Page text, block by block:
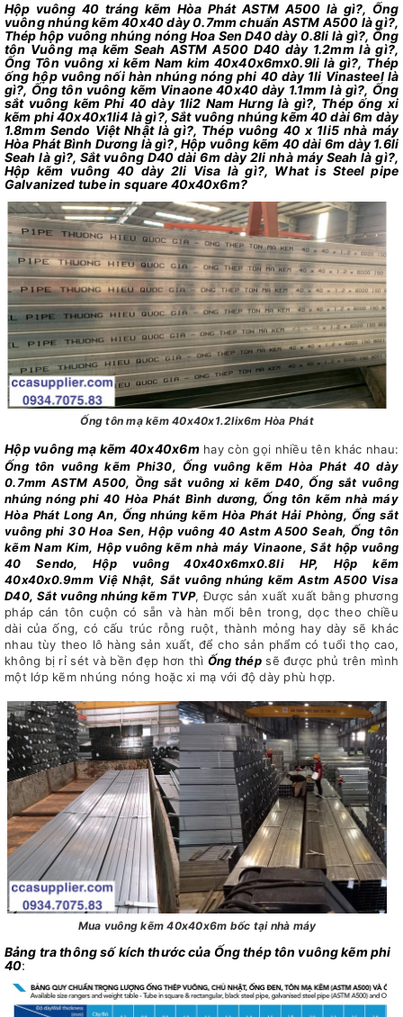
Hộp vuông 40 tráng kẽm Hòa Phát ASTM A500 là gì?, Ống
vuông nhúng kẽm 40x40 dày 0.7mm chuẩn ASTM A500 là gì?,
Thép hộp vuông nhúng nóng Hoa Sen D40 dày 0.8li là gì?, Ống
tôn Vuông mạ kẽm Seah ASTM A500 D40 dày 1.2mm là gì?,
Ống Tôn vuông xi kẽm Nam kim 40x40x6mx0.9li là gì?, Thép
ống hộp vuông nối hàn nhúng nóng phi 40 dày 1li Vinasteel là
gì?, Ống tôn vuông kẽm Vinaone 40x40 dày 1.1mm là gì?, Ống
sắt vuông kẽm Phi 40 dày 1li2 Nam Hưng là gì?, Thép ống xi
kẽm phi 40x40x1li4 là gì?, Sắt vuông nhúng kẽm 40 dài 6m dày
1.8mm Sendo Việt Nhật là gì?, Thép vuông 40 x 1li5 nhà máy
Hòa Phát Bình Dương là gì?, Hộp vuông kẽm 40 dài 6m dày 1.6li
Seah là gì?, Sắt vuông D40 dài 6m dày 2li nhà máy Seah là gì?,
Hộp kẽm vuông 40 dày 2li Visa là gì?, What is Steel pipe
Galvanized tube in square 40x40x6m?
Ống tôn mạ kẽm 40x40x1.2lix6m Hòa Phát
Hộp vuông mạ kẽm 40x40x6m hay còn gọi nhiều tên khác nhau:
Ống tôn vuông kẽm Phi30, Ống vuông kẽm Hòa Phát 40 dày
0.7mm ASTM A500, Ồng sắt vuông xi kẽm D40, Ống sắt vuông
nhúng nóng phi 40 Hòa Phát Bình dương, Ống tôn kẽm nhà máy
Hòa Phát Long An, Ống nhúng kẽm Hòa Phát Hải Phòng, Ống sắt
vuông phi 30 Hoa Sen, Hộp vuông 40 Astm A500 Seah, Ống tôn
kẽm Nam Kim, Hộp vuông kẽm nhà máy Vinaone, Sắt hộp vuông
40 Sendo, Hộp vuông 40x40x6mx0.8li HP, Hộp kẽm
40x40x0.9mm Việ Nhật, Sắt vuông nhúng kẽm Astm A500 Visa
D40, Sắt vuông nhúng kẽm TVP, Được sản xuất xuất bằng phương
pháp cán tôn cuộn có sẵn và hàn mối bên trong, dọc theo chiều
dài của ống, có cấu trúc rỗng ruột, thành mỏng hay dày sẽ khác
nhau tùy theo lô hàng sản xuất, để cho sản phẩm có tuổi thọ cao,
không bị rỉ sét và bền đẹp hơn thì Ống thépsẽ được phủ trên mình
một lớp kẽm nhúng nóng hoặc xi mạ với độ dày phù hợp.
Mua vuông kẽm 40x40x6m bốc tại nhà máy
Bảng tra thông số kích thước của Ống thép tôn vuông kẽm phi
40: